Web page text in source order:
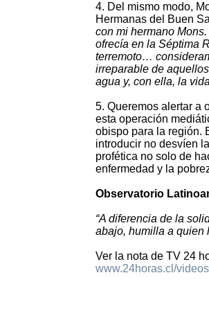
4. Del mismo modo,
Hermanas del Buen
con mi hermano
ofrecía en la Séptima
terremoto…
irreparable de
agua y, con ella, la
5. Queremos alertar a
esta operación
obispo para la región.
introducir no desvíen
profética no solo de
enfermedad y la
Observatorio
“A diferencia de la
abajo, humilla a quien
Ver la nota de TV 24
www.24horas.cl/